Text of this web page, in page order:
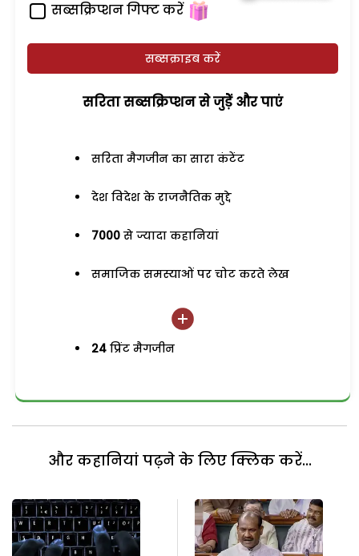
सब्सक्रिप्शन गिफ्ट करें
सब्सक्राइब करें
सरिता सब्सक्रिप्शन से जुड़ेें और पाएं
सरिता मैगजीन का सारा कंटेंट
देश विदेश के राजनैतिक मुद्दे
7000 से ज्यादा कहानियां
समाजिक समस्याओं पर चोट करते लेख
24 प्रिंट मैगजीन
और कहानियां पढ़ने के लिए क्लिक करें...